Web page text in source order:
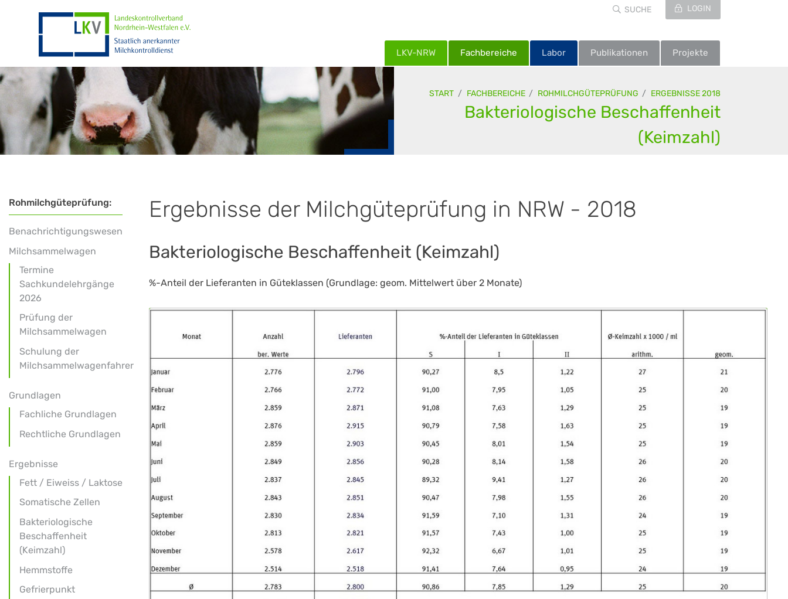
SUCHE LOGIN
LKV-NRW Fachbereiche Labor Publikationen Projekte
START FACHBEREICHE ROHMILCHGÜTEPRÜFUNG ERGEBNISSE 2018
Bakteriologische Beschaffenheit
(Keimzahl)
Rohmilchgüteprüfung:
Benachrichtigungswesen
Milchsammelwagen
Termine
Sachkundelehrgänge
2026
Prüfung der
Milchsammelwagen
Schulung der
Milchsammelwagenfahrer
Grundlagen
Fachliche Grundlagen
Rechtliche Grundlagen
Ergebnisse
Fett / Eiweiss / Laktose
Somatische Zellen
Bakteriologische
Beschaffenheit
(Keimzahl)
Hemmstoffe
Gefrierpunkt
Ergebnisse der Milchgüteprüfung in NRW - 2018
Bakteriologische Beschaffenheit (Keimzahl)
%-Anteil der Lieferanten in Güteklassen (Grundlage: geom. Mittelwert über 2 Monate)